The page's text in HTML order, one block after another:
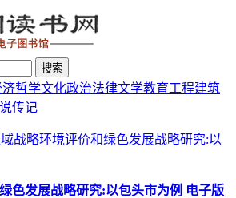
搜索
济哲学文化政治法律文学教育工程建筑
传记
域战略环境评价和绿色发展战略研究:以
色发展战略研究:以包头市为例 电子版